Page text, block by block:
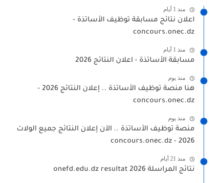
منذ 1 أيام
اعلان نتائج مسابقة توظيف الأساتذة -
concours.onec.dz
منذ 1 أيام
مسابقة الأساتذة - اعلان النتائج 2026
منذ يوم
هنا منصة توظيف الأساتذة .. إعلان النتائج 2026 -
concours.onec.dz
منذ يوم
منصة توظيف الأساتذة .. الآن إعلان النتائج جميع الولات
2026 - concours.onec.dz
منذ 21 أيام
نتائج المراسلة 2026 onefd.edu.dz resultat